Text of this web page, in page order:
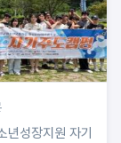
년성장지원 자기